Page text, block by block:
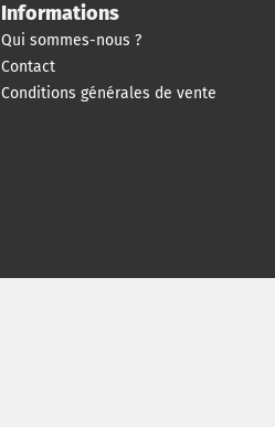
Informations
Qui sommes-nous ?
Contact
Conditions générales de vente